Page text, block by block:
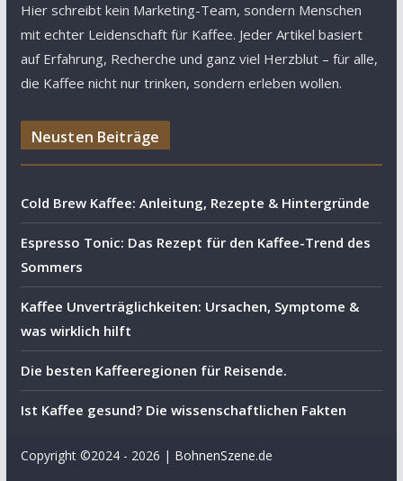
Hier schreibt kein Marketing-Team, sondern Menschen
mit echter Leidenschaft für Kaffee. Jeder Artikel basiert
auf Erfahrung, Recherche und ganz viel Herzblut – für alle,
die Kaffee nicht nur trinken, sondern erleben wollen.
Neusten Beiträge
Cold Brew Kaffee: Anleitung, Rezepte & Hintergründe
Espresso Tonic: Das Rezept für den Kaffee-Trend des
Sommers
Kaffee Unverträglichkeiten: Ursachen, Symptome &
was wirklich hilft
Die besten Kaffeeregionen für Reisende.
Ist Kaffee gesund? Die wissenschaftlichen Fakten
Copyright ©2024 - 2026 | BohnenSzene.de